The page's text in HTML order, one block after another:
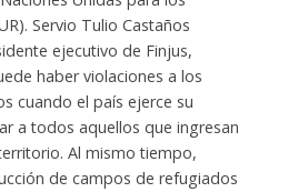
Servio Tulio Castaños
ejecutivo de Finjus,
haber violaciones a los
cuando el país ejerce su
a todos aquellos que ingresan
Al mismo tiempo,
de campos de refugiados